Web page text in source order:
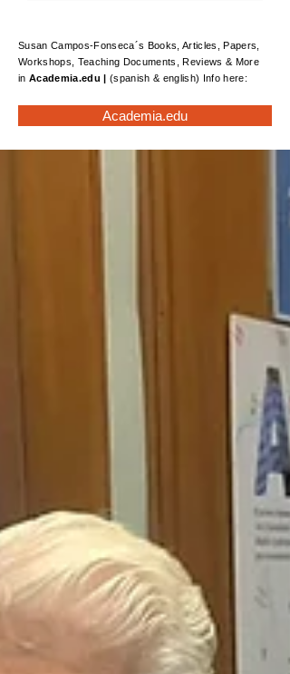
Susan Campos-Fonseca´s Books, Articles, Papers,
Workshops, Teaching Documents, Reviews & More
in Academia.edu | (spanish & english) Info here:
Academia.edu